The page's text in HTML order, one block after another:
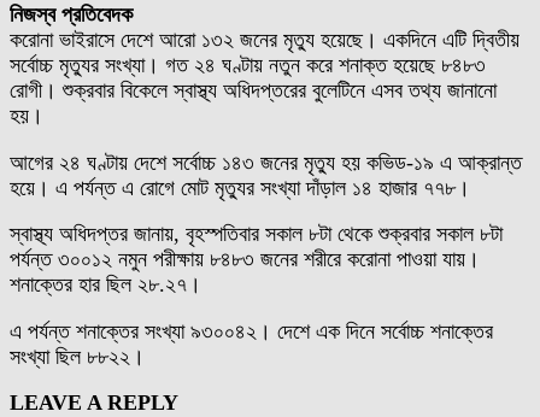
নিজস্ব প্রতিবেদক
করোনা ভাইরাসে দেশে আরো ১৩২ জনের মৃত্যু হয়েছে। একদিনে এটি দ্বিতীয়
সর্বোচ্চ মৃত্যুর সংখ্যা। গত ২৪ ঘণ্টায় নতুন করে শনাক্ত হয়েছে ৮৪৮৩
রোগী। শুক্রবার বিকেলে স্বাস্থ্য অধিদপ্তরের বুলেটিনে এসব তথ্য জানানো
হয়।
আগের ২৪ ঘণ্টায় দেশে সর্বোচ্চ ১৪৩ জনের মৃত্যু হয় কভিড-১৯ এ আক্রান্ত
হয়ে। এ পর্যন্ত এ রোগে মোট মৃত্যুর সংখ্যা দাঁড়াল ১৪ হাজার ৭৭৮।
স্বাস্থ্য অধিদপ্তর জানায়, বৃহস্পতিবার সকাল ৮টা থেকে শুক্রবার সকাল ৮টা
পর্যন্ত ৩০০১২ নমুন পরীক্ষায় ৮৪৮৩ জনের শরীরে করোনা পাওয়া যায়।
শনাক্তের হার ছিল ২৮.২৭।
এ পর্যন্ত শনাক্তের সংখ্যা ৯৩০০৪২। দেশে এক দিনে সর্বোচ্চ শনাক্তের
সংখ্যা ছিল ৮৮২২।
LEAVE A REPLY